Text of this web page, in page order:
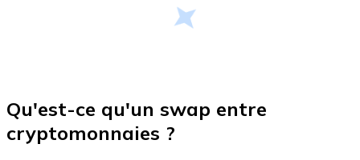
Qu'est-ce qu'un swap entre
cryptomonnaies ?